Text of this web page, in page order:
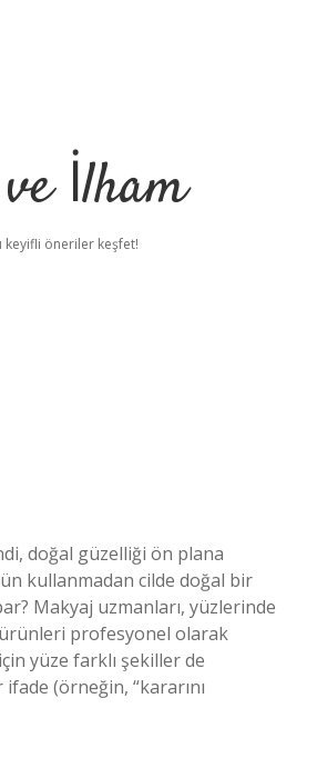
İlham
keyifli öneriler keşfet!
doğal güzelliği ön plana
kullanmadan cilde doğal bir
Makyaj uzmanları, yüzlerinde
profesyonel olarak
yüze farklı şekiller de
(örneğin, “kararını